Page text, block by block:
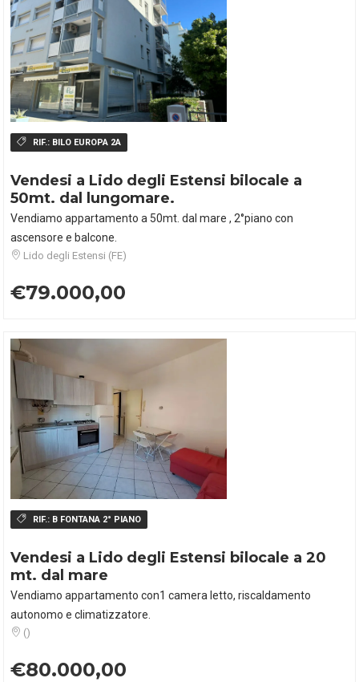
RIF.: BILO EUROPA 2A
Vendesi a Lido degli Estensi bilocale a
50mt. dal lungomare.
Vendiamo appartamento a 50mt. dal mare , 2°piano con
ascensore e balcone.
Lido degli Estensi (FE)
€79.000,00
RIF.: B FONTANA 2° PIANO
Vendesi a Lido degli Estensi bilocale a 20
mt. dal mare
Vendiamo appartamento con1 camera letto, riscaldamento
autonomo e climatizzatore.
()
€80.000,00